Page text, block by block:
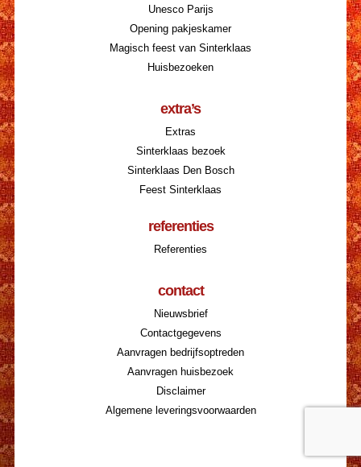
Unesco Parijs
Opening pakjeskamer
Magisch feest van Sinterklaas
Huisbezoeken
extra’s
Extras
Sinterklaas bezoek
Sinterklaas Den Bosch
Feest Sinterklaas
referenties
Referenties
contact
Nieuwsbrief
Contactgegevens
Aanvragen bedrijfsoptreden
Aanvragen huisbezoek
Disclaimer
Algemene leveringsvoorwaarden